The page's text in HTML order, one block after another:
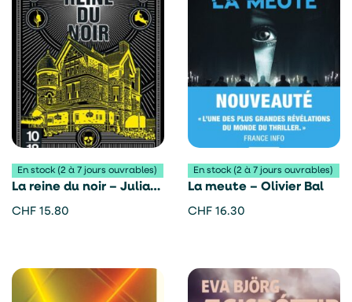
En stock (2 à 7 jours ouvrables)
La reine du noir – Julia
Bartz
CHF 15.80
En stock (2 à 7 jours ouvrables)
La meute – Olivier Bal
CHF 16.30